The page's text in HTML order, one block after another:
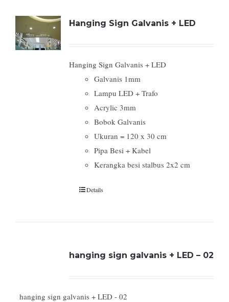
Hanging Sign Galvanis + LED
Hanging Sign Galvanis + LED
Galvanis 1mm
Lampu LED + Trafo
Acrylic 3mm
Bobok Galvanis
Ukuran = 120 x 30 cm
Pipa Besi + Kabel
Kerangka besi stalbus 2x2 cm
Details
hanging sign galvanis + LED – 02
hanging sign galvanis + LED - 02